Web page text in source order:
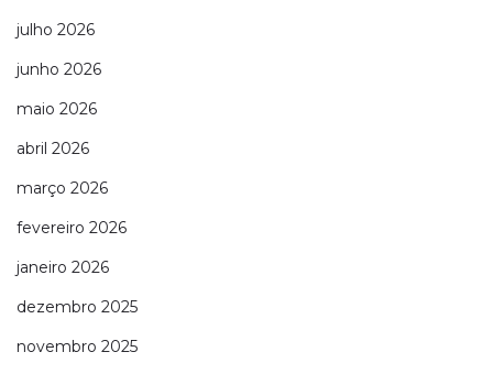
julho 2026
junho 2026
maio 2026
abril 2026
março 2026
fevereiro 2026
janeiro 2026
dezembro 2025
novembro 2025